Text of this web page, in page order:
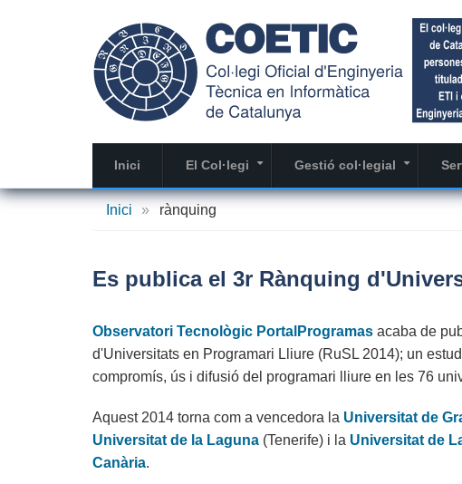
Inici El Col·legi Gestió col·legial
Inici » rànquing
Es publica el 3r Rànquing
Observatori Tecnològic PortalProgramas acaba de
d'Universitats en Programari Lliure (RuSL 2014); un
compromís, ús i difusió del programari lliure en les 76
Aquest 2014 torna com a vencedora la Universitat de
Universitat de la Laguna (Tenerife) i la Universitat de
Canària.